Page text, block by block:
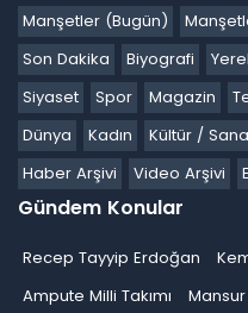
Manşetler (Bugün)
Son Dakika
Biyografi
Siyaset
Spor Magazin
Dünya
Kadın Kültür /
Haber Arşivi
Video Arşivi
Gündem Konular
Recep Tayyip Erdoğan
Ampute Milli Takımı